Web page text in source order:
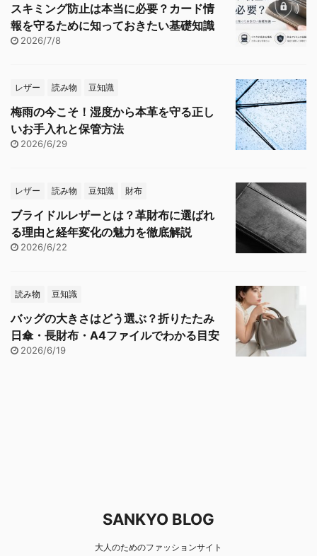
スキミング防止は本当に必要？カード情
報を守るために知っておきたい基礎知識
2026/7/8
レザー 読み物 豆知識
梅雨の今こそ！湿度から本革を守る正し
いお手入れと保管方法
2026/6/29
レザー 読み物 豆知識 財布
ブライドルレザーとは？革財布に選ばれ
る理由と経年変化の魅力を徹底解説
2026/6/22
読み物 豆知識
バッグの大きさはどう選ぶ？折りたたみ
日傘・長財布・A4ファイルでわかる目安
2026/6/19
SANKYO BLOG
大人のためのファッションサイト